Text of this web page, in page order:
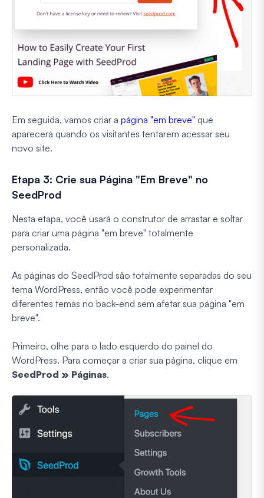
Em seguida, vamos criar a página "em breve" que
aparecerá quando os visitantes tentarem acessar seu
novo site.
Etapa 3: Crie sua Página "Em Breve" no
SeedProd
Nesta etapa, você usará o construtor de arrastar e soltar
para criar uma página "em breve" totalmente
personalizada.
As páginas do SeedProd são totalmente separadas do seu
tema WordPress, então você pode experimentar
diferentes temas no back-end sem afetar sua página "em
breve".
Primeiro, olhe para o lado esquerdo do painel do
WordPress. Para começar a criar sua página, clique em
SeedProd » Páginas.